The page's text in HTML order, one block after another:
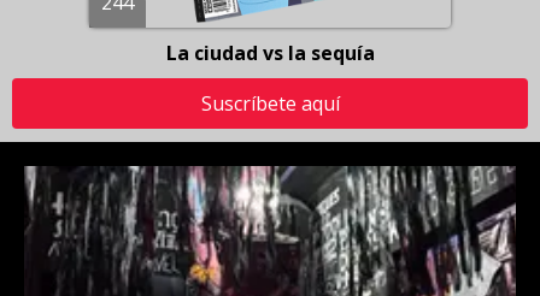
La ciudad vs la sequía
Suscríbete aquí